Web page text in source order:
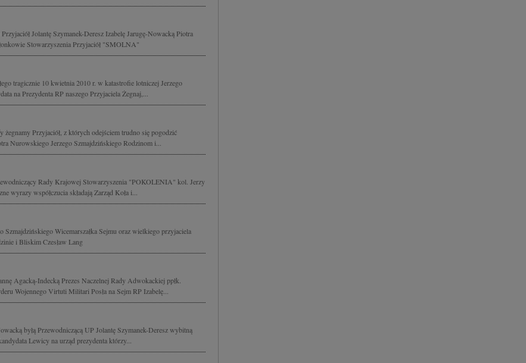
Jolantę Szymanek-Deresz Izabelę Jarugę-Nowacką Piotra
Stowarzyszenia Przyjaciół "SMOLNA"
tragicznie 10 kwietnia 2010 r. w katastrofie lotniczej Jerzego
na Prezydenta RP naszego Przyjaciela Żegnaj,...
żegnamy Przyjaciół, z których odejściem trudno się pogodzić
Nurowskiego Jerzego Szmajdzińskiego Rodzinom i...
Rady Krajowej Stowarzyszenia "POKOLENIA" kol. Jerzy
wyrazy współczucia składają Zarząd Koła i...
Szmajdzińskiego Wicemarszałka Sejmu oraz wielkiego przyjaciela
i Bliskim Czesław Lang
Agacką-Indecką Prezes Naczelnej Rady Adwokackiej ppłk.
Wojennego Virtuti Militari Posła na Sejm RP Izabelę...
byłą Przewodniczącą UP Jolantę Szymanek-Deresz wybitną
Lewicy na urząd prezydenta którzy...